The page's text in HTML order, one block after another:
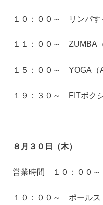
１０：００～ リンパす
１１：００～ ZUMBA
１５：００～ YOGA（
１９：３０～ FITボク
８月３０日（木）
営業時間 １０：００～
１０：００～ ポールス